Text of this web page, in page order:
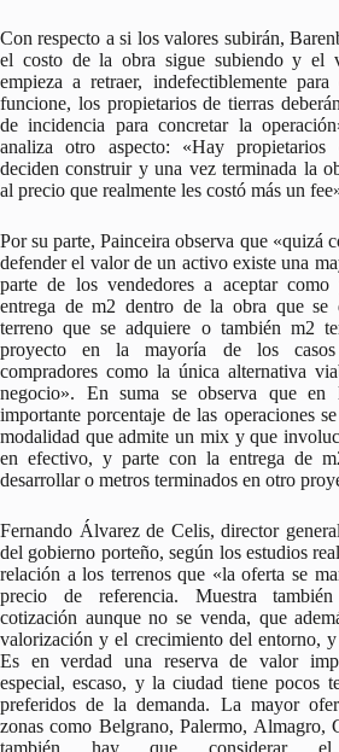
Con respecto a si los valores subirán,
el costo de la obra sigue subiendo y el
empieza a retraer, indefectiblemente
funcione, los propietarios de tierras
de incidencia para concretar la
analiza otro aspecto: «Hay propietarios
deciden construir y una vez terminada la
al precio que realmente les costó más un
Por su parte, Painceira observa que «quizá
defender el valor de un activo existe una
parte de los vendedores a aceptar
entrega de m2 dentro de la obra que se
terreno que se adquiere o también m2
proyecto en la mayoría de los
compradores como la única alternativa
negocio». En suma se observa que en
importante porcentaje de las operaciones
modalidad que admite un mix y que
en efectivo, y parte con la entrega de
desarrollar o metros terminados en otro
Fernando Álvarez de Celis, director
del gobierno porteño, según los estudios
relación a los terrenos que «la oferta se
precio de referencia. Muestra
cotización aunque no se venda, que
valorización y el crecimiento del entorno,
Es en verdad una reserva de valor
especial, escaso, y la ciudad tiene pocos
preferidos de la demanda. La mayor
zonas como Belgrano, Palermo, Almagro,